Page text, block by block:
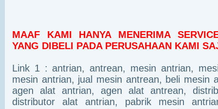
MAAF KAMI HANYA MENERIMA
YANG DIBELI PADA PERUSAHAAN KAMI
Link 1 : antrian, antrean, mesin antrian,
mesin antrian, jual mesin antrean, beli mesin
agen alat antrian, agen alat antrean,
distributor alat antrian, pabrik mesin